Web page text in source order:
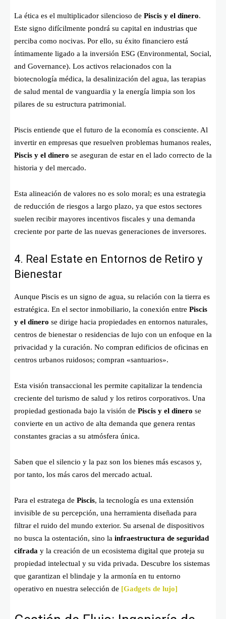
La ética es el multiplicador silencioso de Piscis y el dinero.
Este signo difícilmente pondrá su capital en industrias que
perciba como nocivas. Por ello, su éxito financiero está
íntimamente ligado a la inversión ESG (Environmental, Social,
and Governance). Los activos relacionados con la
biotecnología médica, la desalinización del agua, las terapias
de salud mental de vanguardia y la energía limpia son los
pilares de su estructura patrimonial.
Piscis entiende que el futuro de la economía es consciente. Al
invertir en empresas que resuelven problemas humanos reales,
Piscis y el dinero se aseguran de estar en el lado correcto de la
historia y del mercado.
Esta alineación de valores no es solo moral; es una estrategia
de reducción de riesgos a largo plazo, ya que estos sectores
suelen recibir mayores incentivos fiscales y una demanda
creciente por parte de las nuevas generaciones de inversores.
4. Real Estate en Entornos de Retiro y
Bienestar
Aunque Piscis es un signo de agua, su relación con la tierra es
estratégica. En el sector inmobiliario, la conexión entre Piscis
y el dinero se dirige hacia propiedades en entornos naturales,
centros de bienestar o residencias de lujo con un enfoque en la
privacidad y la curación. No compran edificios de oficinas en
centros urbanos ruidosos; compran «santuarios».
Esta visión transaccional les permite capitalizar la tendencia
creciente del turismo de salud y los retiros corporativos. Una
propiedad gestionada bajo la visión de Piscis y el dinero se
convierte en un activo de alta demanda que genera rentas
constantes gracias a su atmósfera única.
Saben que el silencio y la paz son los bienes más escasos y,
por tanto, los más caros del mercado actual.
Para el estratega de Piscis, la tecnología es una extensión
invisible de su percepción, una herramienta diseñada para
filtrar el ruido del mundo exterior. Su arsenal de dispositivos
no busca la ostentación, sino la infraestructura de seguridad
cifrada y la creación de un ecosistema digital que proteja su
propiedad intelectual y su vida privada. Descubre los sistemas
que garantizan el blindaje y la armonía en tu entorno
operativo en nuestra selección de [Gadgets de lujo]